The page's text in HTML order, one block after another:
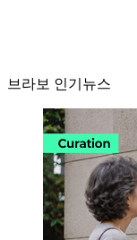
브라보 인기뉴스